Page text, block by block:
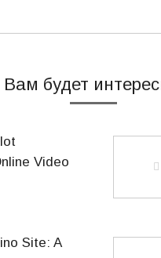
Вам будет
Video
Site: A